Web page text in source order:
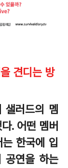
견디는 방
러드의 멤
. 어떤 멤버
한국에 입
공연을 하는